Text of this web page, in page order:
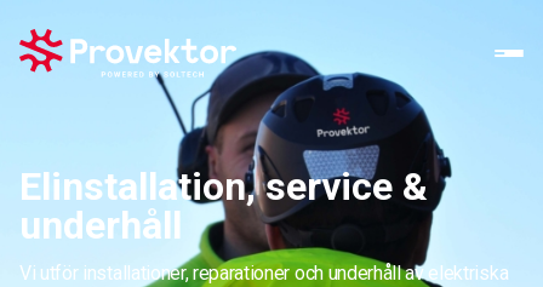
Elinstallation, service &
underhåll
Vi utför installationer, reparationer och underhåll av elektriska